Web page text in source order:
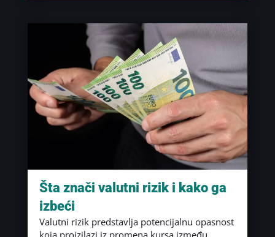
Šta znači valutni rizik i kako ga
izbeći
Valutni rizik predstavlja potencijalnu opasnost